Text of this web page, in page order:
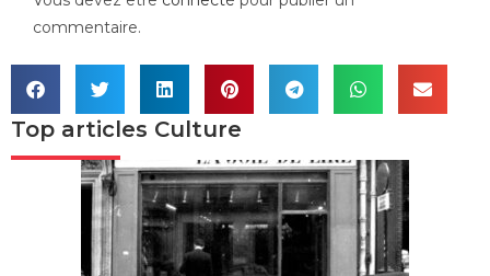
commentaire.
Top articles Culture